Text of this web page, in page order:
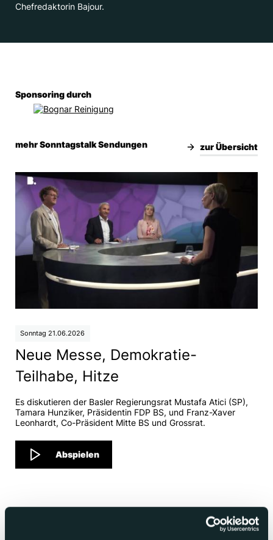
Chefredaktorin Bajour.
Sponsoring durch
mehr Sonntagstalk Sendungen zur Übersicht
Sonntag 21.06.2026
Neue Messe, Demokratie-
Teilhabe, Hitze
Es diskutieren der Basler Regierungsrat Mustafa Atici (SP),
Tamara Hunziker, Präsidentin FDP BS, und Franz-Xaver
Leonhardt, Co-Präsident Mitte BS und Grossrat.
Abspielen